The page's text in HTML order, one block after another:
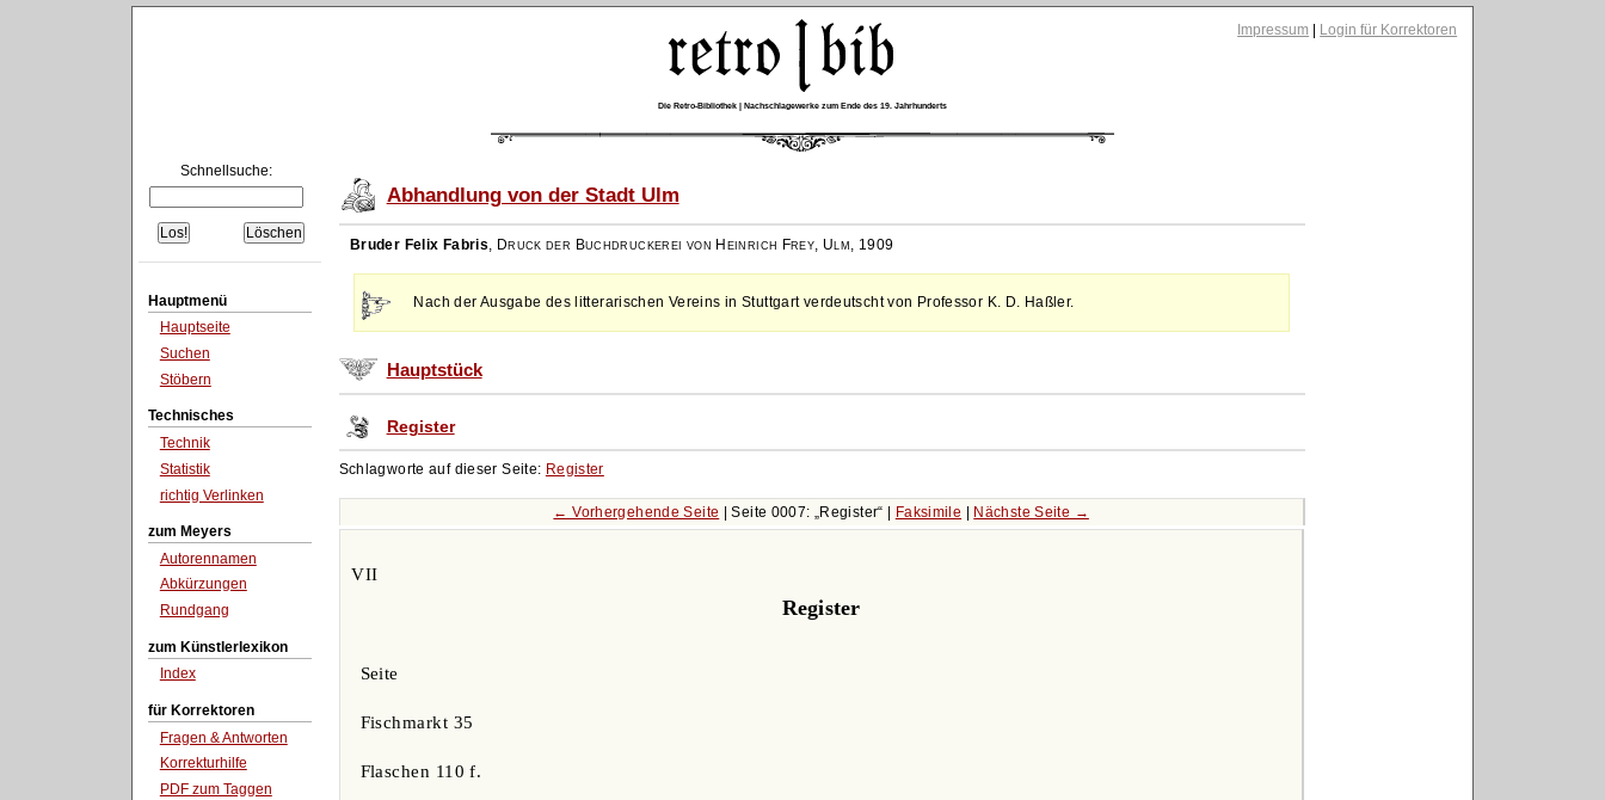
Impressum Login für Korrektoren
Die Retro-Bibliothek | Nachschlagewerke zum Ende des 19. Jahrhunderts
Schnellsuche:
Hauptmenü
Hauptseite
Suchen
Stöbern
Technisches
Technik
Statistik
richtig Verlinken
zum Meyers
Autorennamen
Abkürzungen
Rundgang
zum Künstlerlexikon
Index
für Korrektoren
Fragen & Antworten
Korrekturhilfe
PDF zum Taggen
Abhandlung von der Stadt Ulm
Bruder Felix Fabris, Druck der Buchdruckerei von Heinrich Frey, Ulm, 1909
Nach der Ausgabe des litterarischen Vereins in Stuttgart verdeutscht von Professor K. D. Haßler.
Hauptstück
Register
Schlagworte auf dieser Seite: Register
← Vorhergehende Seite | Seite 0007: Register | Faksimile | Nächste Seite →
VII
Register
Seite
Fischmarkt 35
Flaschen 110 f.